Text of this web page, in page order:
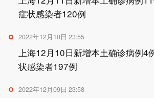
症状感染者120例
2022年12月10日 23:55
上海12月10日新增本土确诊病例4
状感染者197例
2022年12月09日 23:58